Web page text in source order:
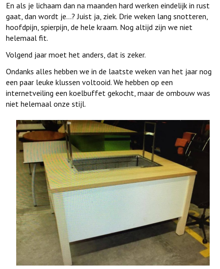
En als je lichaam dan na maanden hard werken eindelijk in rust
gaat, dan wordt je…? Juist ja, ziek. Drie weken lang snotteren,
hoofdpijn, spierpijn, de hele kraam. Nog altijd zijn we niet
helemaal fit.
Volgend jaar moet het anders, dat is zeker.
Ondanks alles hebben we in de laatste weken van het jaar nog
een paar leuke klussen voltooid. We hebben op een
internetveiling een koelbuffet gekocht, maar de ombouw was
niet helemaal onze stijl.